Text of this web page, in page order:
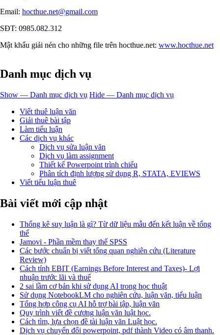
Email: hocthue.net@gmail.com
SĐT: 0985.082.312
Mật khẩu giải nén cho những file trên hocthue.net: www.hocthue.net
Danh mục dịch vụ
Show — Danh mục dịch vụ Hide — Danh mục dịch vụ
Viết thuê luận văn
Giải thuê bài tập
Làm tiểu luận
Các dịch vụ khác
Dịch vụ sửa luận văn
Dịch vụ làm assignment
Thiết kế Powerpoint trình chiếu
Phân tích định lượng sử dụng R, STATA, EVIEWS
Viết tiểu luận thuê
Bài viết mới cập nhật
Thống kê suy luận là gì? Từ dữ liệu mẫu đến kết luận về tổng
thể
Jamovi - Phần mềm thay thế SPSS
Các bước chuẩn bị viết tổng quan nghiên cứu (Literature
Review)
Cách tính EBIT (Earnings Before Interest and Taxes)- Lợi
nhuận trước lãi và thuế
2 sai lầm cơ bản khi sử dụng AI trong học thuật
Sử dụng NotebookLM cho nghiên cứu, luận văn, tiểu luận
Tổng hợp công cụ AI hỗ trợ bài tập, luận văn
Quy trình viết đề cương luận văn luật học.
Cách tìm, lựa chọn đề tài luận văn Luật học.
Dịch vụ chuyển đổi powerpoint, pdf thành Video có âm thanh.